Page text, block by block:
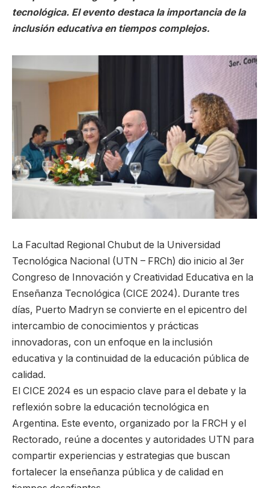
tecnológica. El evento destaca la importancia de la
inclusión educativa en tiempos complejos.
La Facultad Regional Chubut de la Universidad
Tecnológica Nacional (UTN – FRCh) dio inicio al 3er
Congreso de Innovación y Creatividad Educativa en la
Enseñanza Tecnológica (CICE 2024). Durante tres
días, Puerto Madryn se convierte en el epicentro del
intercambio de conocimientos y prácticas
innovadoras, con un enfoque en la inclusión
educativa y la continuidad de la educación pública de
calidad.
El CICE 2024 es un espacio clave para el debate y la
reflexión sobre la educación tecnológica en
Argentina. Este evento, organizado por la FRCH y el
Rectorado, reúne a docentes y autoridades UTN para
compartir experiencias y estrategias que buscan
fortalecer la enseñanza pública y de calidad en